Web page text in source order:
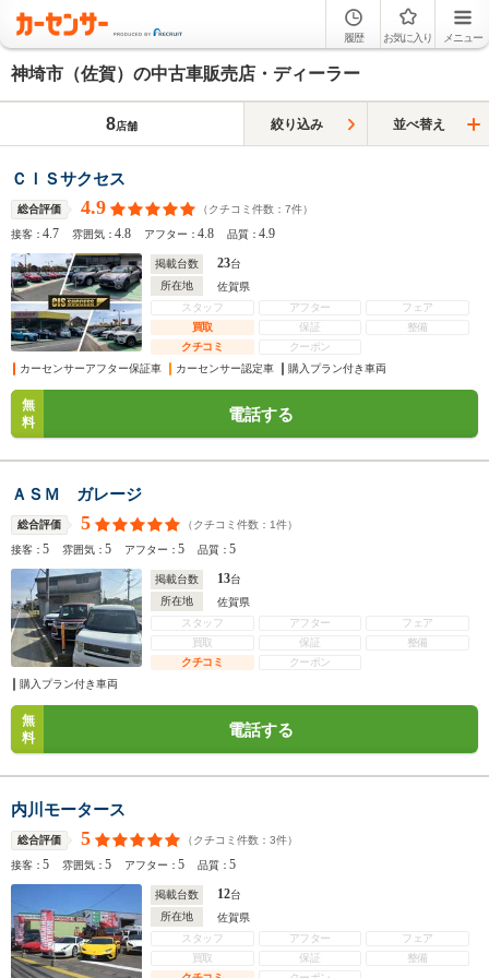
履歴 お気に入り メニュー
神埼市（佐賀）の中古車販売店・ディーラー
8店舗 絞り込み 並べ替え
ＣＩＳサクセス
総合評価 4.9 （クチコミ件数： 7件）
接客：4.7 雰囲気：4.8 アフター：4.8 品質：4.9
掲載台数 23台
所在地
佐賀県
スタッフ
アフター
フェア
買取
保証
整備
クチコミ
クーポン
カーセンサーアフター保証車
カーセンサー認定車 購入プラン付き車両
無
料
電話する
ＡＳＭ ガレージ
総合評価 5 （クチコミ件数： 1件）
接客：5 雰囲気：5 アフター：5 品質：5
掲載台数 13台
所在地
佐賀県
スタッフ
アフター
フェア
買取
保証
整備
クチコミ
クーポン
購入プラン付き車両
無
料
電話する
内川モータース
総合評価 5 （クチコミ件数： 3件）
接客：5 雰囲気：5 アフター：5 品質：5
掲載台数 12台
所在地
佐賀県
スタッフ
アフター
フェア
買取
保証
整備